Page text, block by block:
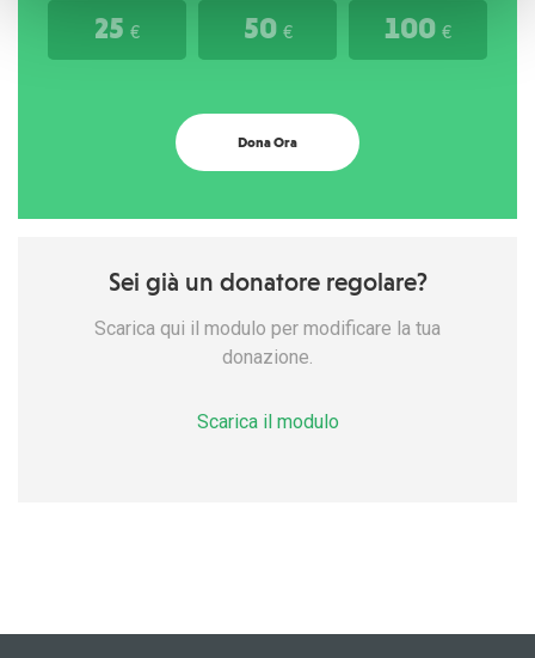
25 € 50 € 100 €
Dona Ora
Sei già un donatore regolare?
Scarica qui il modulo per modificare la tua
donazione.
Scarica il modulo